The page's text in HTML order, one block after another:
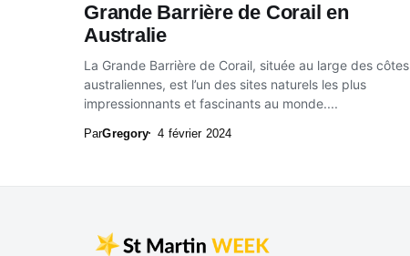
Grande Barrière de Corail en
Australie
La Grande Barrière de Corail, située au large des côtes
australiennes, est l’un des sites naturels les plus
impressionnants et fascinants au monde....
ParGregory 4 février 2024